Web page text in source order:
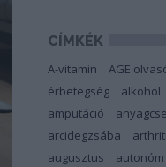
CÍMKÉK
A-vitamin AGE
érbetegség
alkohol
amputáció
arcidegzsába
augusztus